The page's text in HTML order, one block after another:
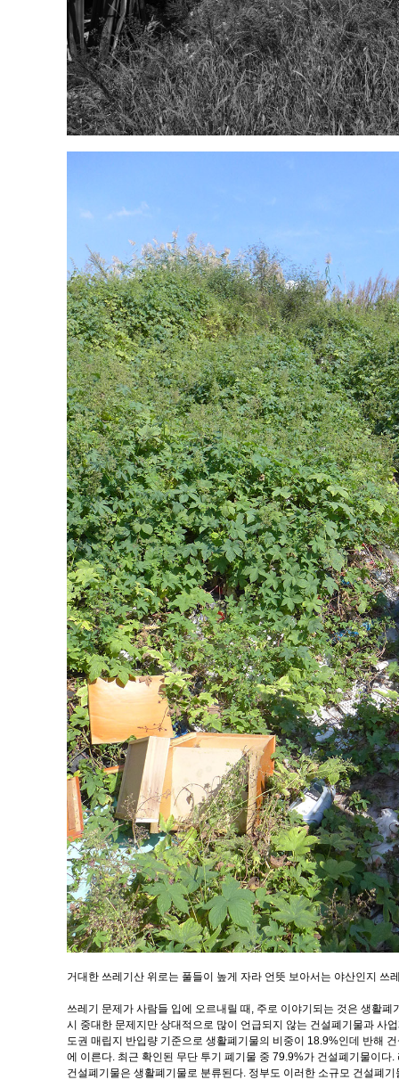
거대한 쓰레기산 위로는 풀들이 높게 자라 언뜻 보아서는 야산인지 쓰
쓰레기 문제가 사람들 입에 오르내릴 때, 주로 이야기되는 것은 생활
시 중대한 문제지만 상대적으로 많이 언급되지 않는 건설폐기물과 사
도권 매립지 반입량 기준으로 생활폐기물의 비중이 18.9%인데 반해
에 이른다. 최근 확인된 무단 투기 폐기물 중 79.9%가 건설폐기물이다
건설폐기물은 생활폐기물로 분류된다. 정부도 이러한 소규모 건설폐